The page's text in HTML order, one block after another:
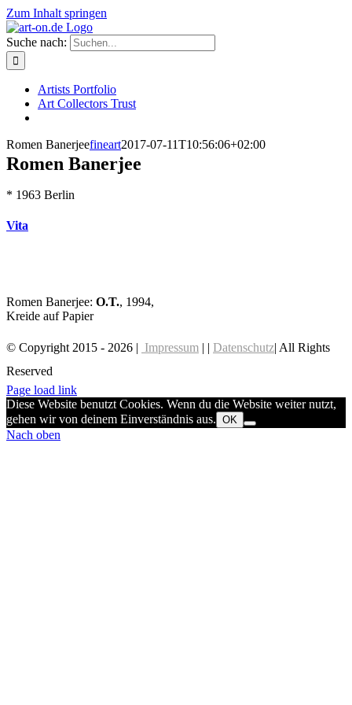
Zum Inhalt springen
Suche nach:
Artists Portfolio
Art Collectors Trust
Romen Banerjeefineart2017-07-11T10:56:06+02:00
Romen Banerjee
* 1963 Berlin
Vita
Romen Banerjee: O.T., 1994,
Kreide auf Papier
© Copyright 2015 - 2026 | Impressum | | Datenschutz| All Rights
Reserved
Page load link
Diese Website benutzt Cookies. Wenn du die Website weiter nutzt,
gehen wir von deinem Einverständnis aus. OK
Nach oben